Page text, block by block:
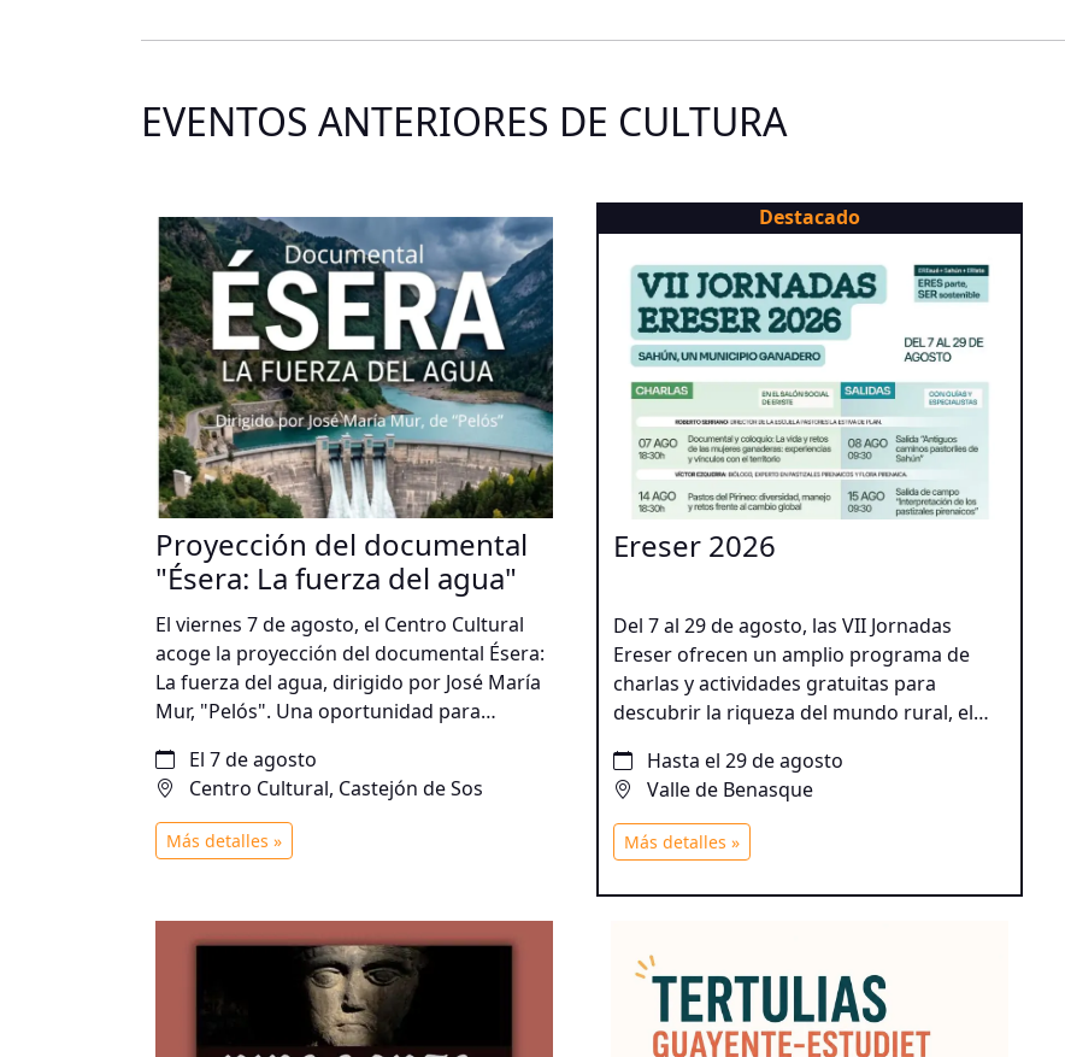
EVENTOS ANTERIORES DE CULTURA
Proyección del documental
"Ésera: La fuerza del agua"
El viernes 7 de agosto, el Centro Cultural
acoge la proyección del documental Ésera:
La fuerza del agua, dirigido por José María
Mur, "Pelós". Una oportunidad para
importancia del río Ésera a través de un
emocionante recorrido audiovisual.
El 7 de agosto
Centro Cultural, Castejón de Sos
Más detalles »
Destacado
Ereser 2026
Del 7 al 29 de agosto, las VII Jornadas
Ereser ofrecen un amplio programa de
charlas y actividades gratuitas para
descubrir la riqueza del mundo rural, el
propuesta para disfrutar del patrimonio
natural y cultural del territorio a través de
experiencias participativas para todos los
públicos.
Hasta el 29 de agosto
Valle de Benasque
Más detalles »